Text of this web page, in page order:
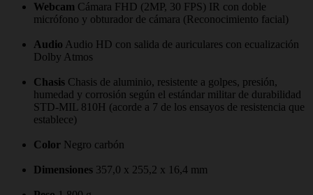
Webcam Cámara FHD (2MP, 30 FPS) IR con doble
micrófono y obturador de cámara (Reconocimiento facial)
Audio Audio HD con salida de auriculares con ecualización
Dolby Atmos
Chasis Chasis de aluminio, resistente a golpes, presión,
humedad y corrosión según el estándar militar de durabilidad
STD-MIL 810H (acorde a 7 de los ensayos de resistencia que
establece)
Color Negro carbón
Dimensiones 357,0 x 255,2 x 16,4 mm